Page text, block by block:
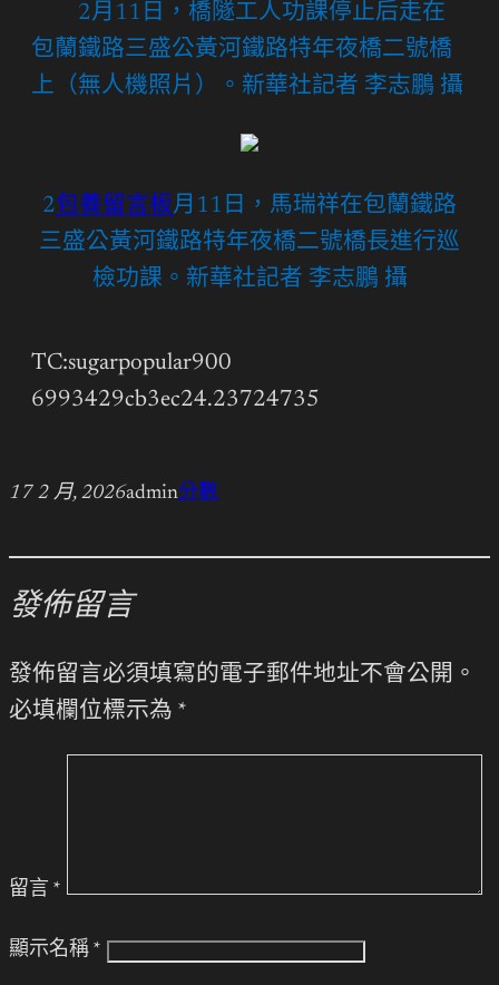
2月11日，橋隧工人功課停止后走在
包蘭鐵路三盛公黃河鐵路特年夜橋二號橋
上（無人機照片）。新華社記者 李志鵬 攝
2包養留言板月11日，馬瑞祥在包蘭鐵路
三盛公黃河鐵路特年夜橋二號橋長進行巡
檢功課。新華社記者 李志鵬 攝
TC:sugarpopular900
6993429cb3ec24.23724735
17 2 月, 2026admin分數
發佈留言
發佈留言必須填寫的電子郵件地址不會公開。
必填欄位標示為 *
留言 *
顯示名稱 *